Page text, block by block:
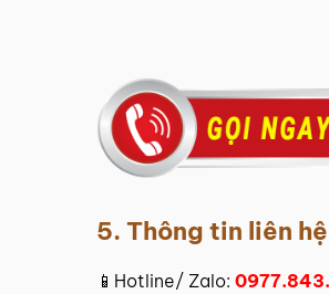
5. Thông tin liên
📱Hotline/ Zalo: